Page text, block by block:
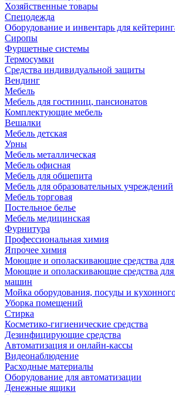
Хозяйственные товары
Спецодежда
Оборудование и инвентарь для
Сиропы
Фуршетные системы
Термосумки
Средства индивидуальной защиты
Вендинг
Мебель
Мебель для гостиниц, пансионатов
Комплектующие мебель
Вешалки
Мебель детская
Урны
Мебель металлическая
Мебель офисная
Мебель для общепита
Мебель для образовательных учреждений
Мебель торговая
Постельное белье
Мебель медицинская
Фурнитура
Профессиональная химия
Япрочее химия
Моющие и ополаскивающие средства для
Моющие и ополаскивающие средства
машин
Мойка оборудования, посуды и
Уборка помещений
Стирка
Косметико-гигиенические средства
Дезинфицирующие средства
Автоматизация и онлайн-кассы
Видеонаблюдение
Расходные материалы
Оборудование для автоматизации
Денежные ящики